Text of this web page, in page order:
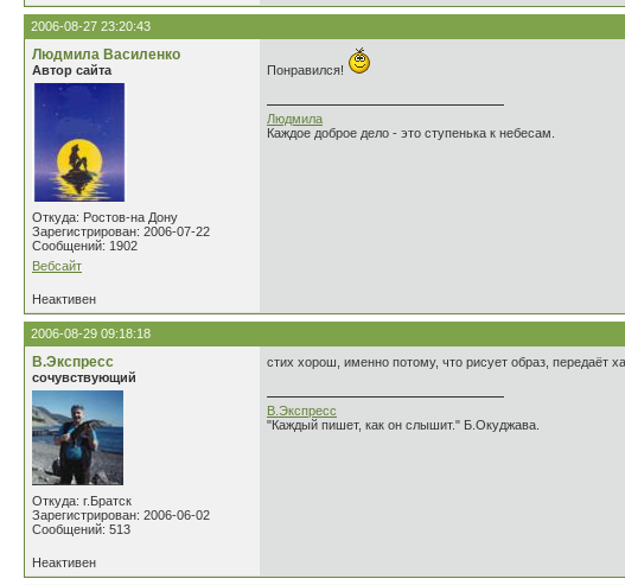
2006-08-27 23:20:43
Людмила Василенко
Автор сайта
Откуда: Ростов-на Дону
Зарегистрирован: 2006-07-22
Сообщений: 1902
Вебсайт
Понравился!
Людмила
Каждое доброе дело - это ступенька к небесам.
Неактивен
2006-08-29 09:18:18
В.Экспресс
сочувствующий
Откуда: г.Братск
Зарегистрирован: 2006-06-02
Сообщений: 513
стих хорош, именно потому, что рисует образ, передаёт
В.Экспресс
"Каждый пишет, как он слышит." Б.Окуджава.
Неактивен